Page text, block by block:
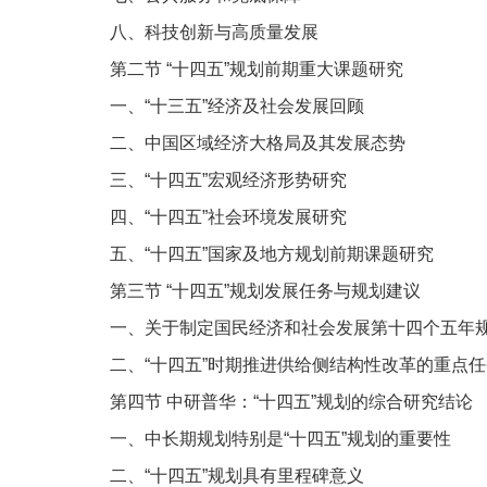
八、科技创新与高质量发展
第二节 “十四五”规划前期重大课题研究
一、“十三五”经济及社会发展回顾
二、中国区域经济大格局及其发展态势
三、“十四五”宏观经济形势研究
四、“十四五”社会环境发展研究
五、“十四五”国家及地方规划前期课题研究
第三节 “十四五”规划发展任务与规划建议
一、关于制定国民经济和社会发展第十四个五年
二、“十四五”时期推进供给侧结构性改革的重点
第四节 中研普华：“十四五”规划的综合研究结论
一、中长期规划特别是“十四五”规划的重要性
二、“十四五”规划具有里程碑意义